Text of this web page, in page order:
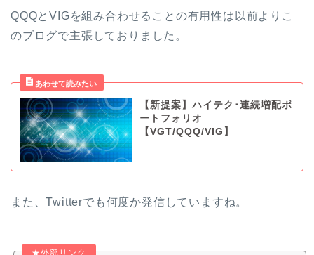
QQQとVIGを組み合わせることの有用性は以前よりこ
のブログで主張しておりました。
【新提案】ハイテク･連続増配ポ
ートフォリオ
【VGT/QQQ/VIG】
また、Twitterでも何度か発信していますね。